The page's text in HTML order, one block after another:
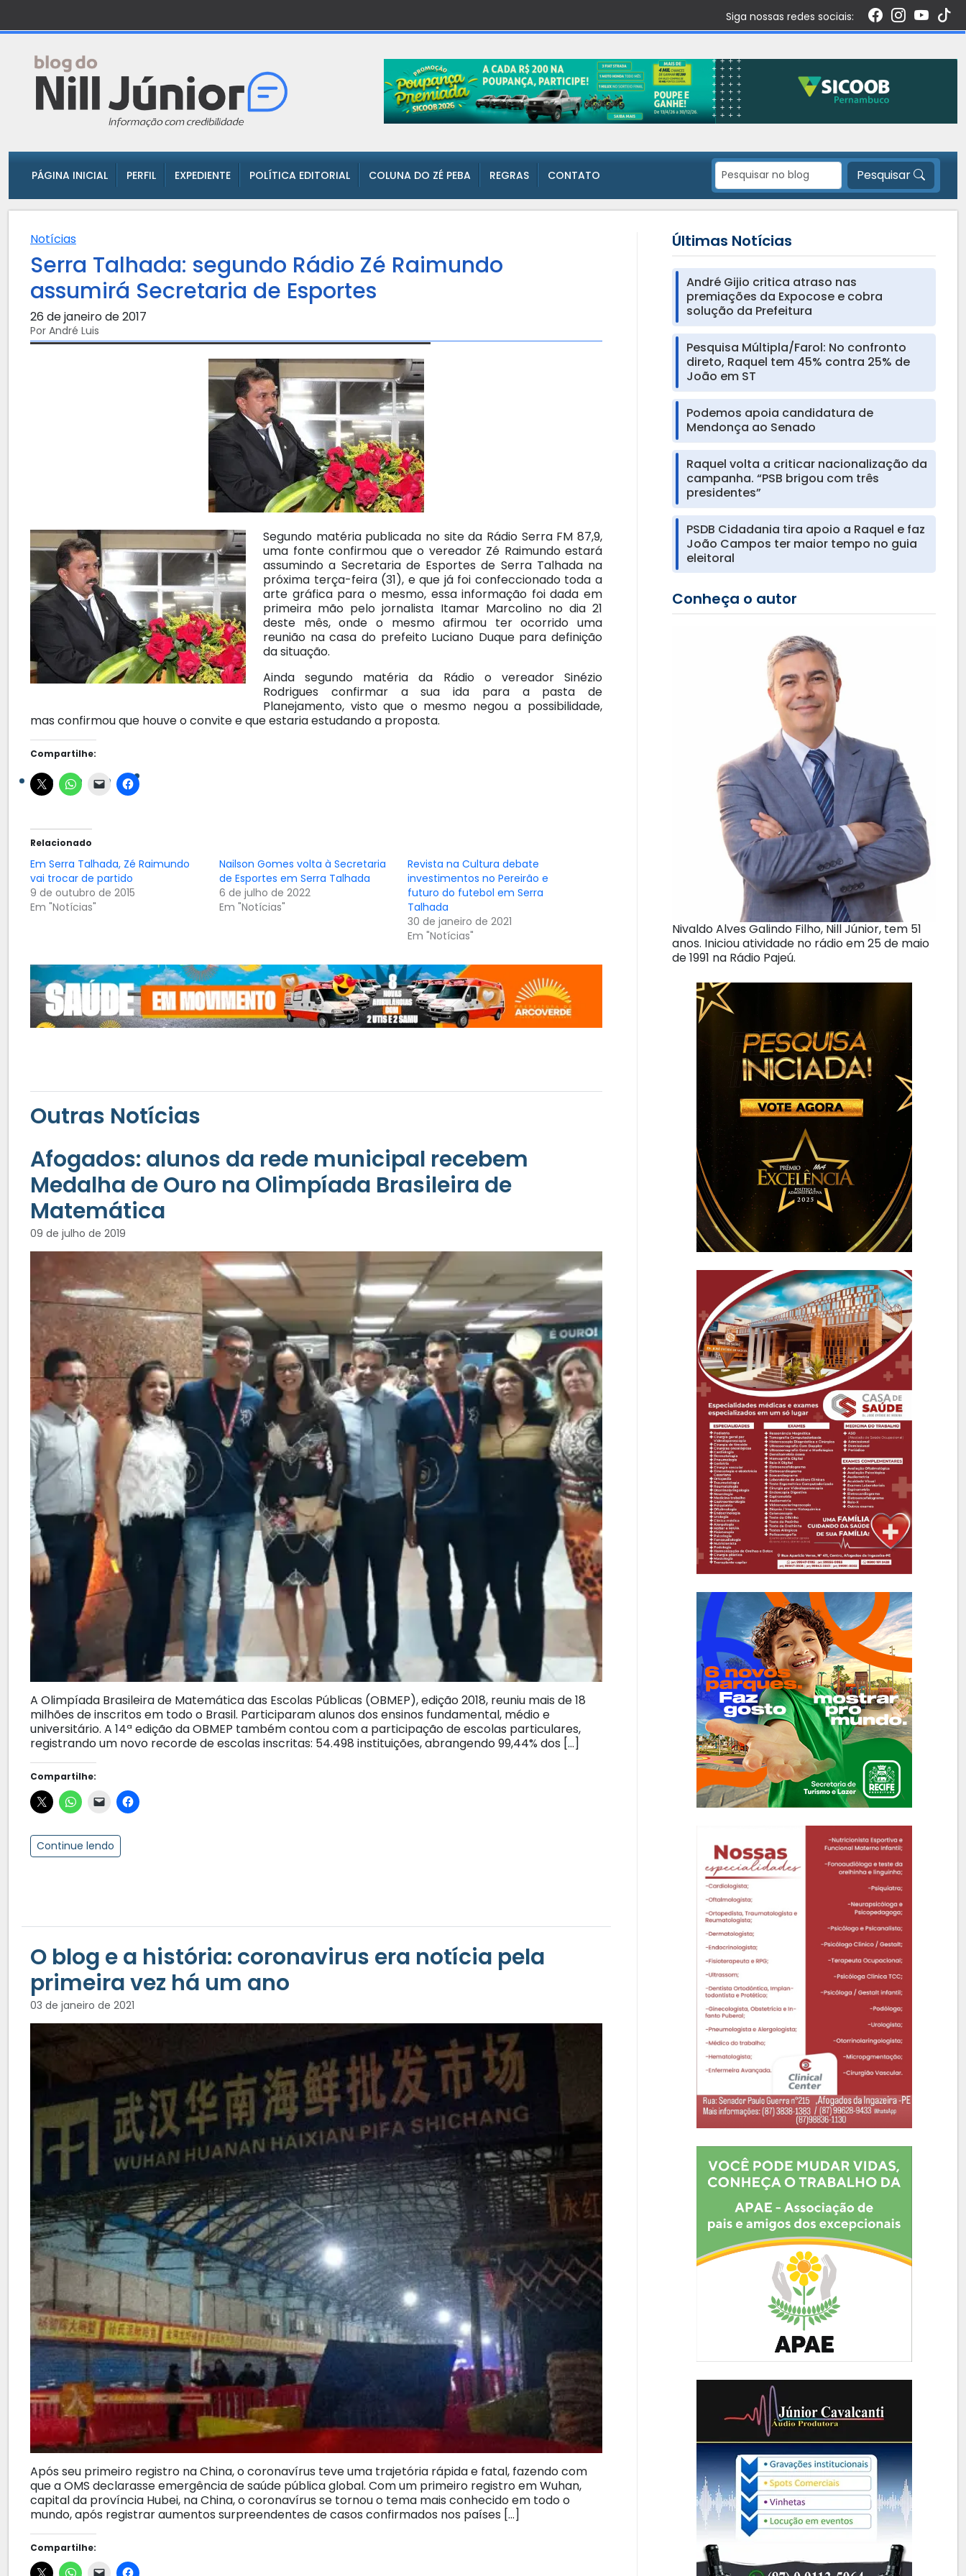
Siga nossas redes sociais:
PÁGINA INICIAL PERFIL EXPEDIENTE POLÍTICA EDITORIAL COLUNA DO ZÉ PEBA REGRAS CONTATO Pesquisar
Notícias
Serra Talhada: segundo Rádio Zé Raimundo
assumirá Secretaria de Esportes
26 de janeiro de 2017
Por André Luis
Segundo matéria publicada no site da Rádio Serra FM 87,9,
uma fonte confirmou que o vereador Zé Raimundo estará
assumindo a Secretaria de Esportes de Serra Talhada na
próxima terça-feira (31), e que já foi confeccionado toda a
arte gráfica para o mesmo, essa informação foi dada em
primeira mão pelo jornalista Itamar Marcolino no dia 21
deste mês, onde o mesmo afirmou ter ocorrido uma
reunião na casa do prefeito Luciano Duque para definição
da situação.
Ainda segundo matéria da Rádio o vereador Sinézio
Rodrigues confirmar a sua ida para a pasta de
Planejamento, visto que o mesmo negou a possibilidade,
mas confirmou que houve o convite e que estaria estudando a proposta.
Compartilhe:
Relacionado
Em Serra Talhada, Zé Raimundo
vai trocar de partido
9 de outubro de 2015
Em "Notícias"
Nailson Gomes volta à Secretaria
de Esportes em Serra Talhada
6 de julho de 2022
Em "Notícias"
Revista na Cultura debate
investimentos no Pereirão e
futuro do futebol em Serra
Talhada
30 de janeiro de 2021
Em "Notícias"
Outras Notícias
Afogados: alunos da rede municipal recebem
Medalha de Ouro na Olimpíada Brasileira de
Matemática
09 de julho de 2019
A Olimpíada Brasileira de Matemática das Escolas Públicas (OBMEP), edição 2018, reuniu mais de 18
milhões de inscritos em todo o Brasil. Participaram alunos dos ensinos fundamental, médio e
universitário. A 14ª edição da OBMEP também contou com a participação de escolas particulares,
registrando um novo recorde de escolas inscritas: 54.498 instituições, abrangendo 99,44% dos […]
Compartilhe:
Continue lendo
O blog e a história: coronavirus era notícia pela
primeira vez há um ano
03 de janeiro de 2021
Após seu primeiro registro na China, o coronavírus teve uma trajetória rápida e fatal, fazendo com
que a OMS declarasse emergência de saúde pública global. Com um primeiro registro em Wuhan,
capital da província Hubei, na China, o coronavírus se tornou o tema mais conhecido em todo o
mundo, após registrar aumentos surpreendentes de casos confirmados nos países […]
Compartilhe:
Últimas Notícias
André Gijio critica atraso nas
premiações da Expocose e cobra
solução da Prefeitura
Pesquisa Múltipla/Farol: No confronto
direto, Raquel tem 45% contra 25% de
João em ST
Podemos apoia candidatura de
Mendonça ao Senado
Raquel volta a criticar nacionalização da
campanha. “PSB brigou com três
presidentes”
PSDB Cidadania tira apoio a Raquel e faz
João Campos ter maior tempo no guia
eleitoral
Conheça o autor
Nivaldo Alves Galindo Filho, Nill Júnior, tem 51
anos. Iniciou atividade no rádio em 25 de maio
de 1991 na Rádio Pajeú.